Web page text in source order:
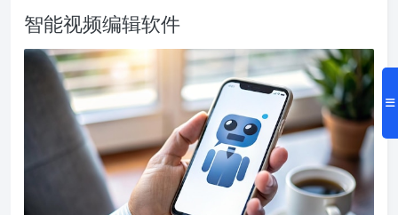
智能视频编辑软件